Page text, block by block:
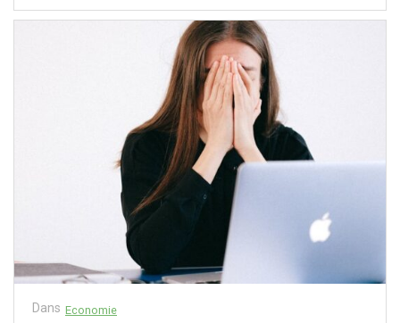
Dans Economie